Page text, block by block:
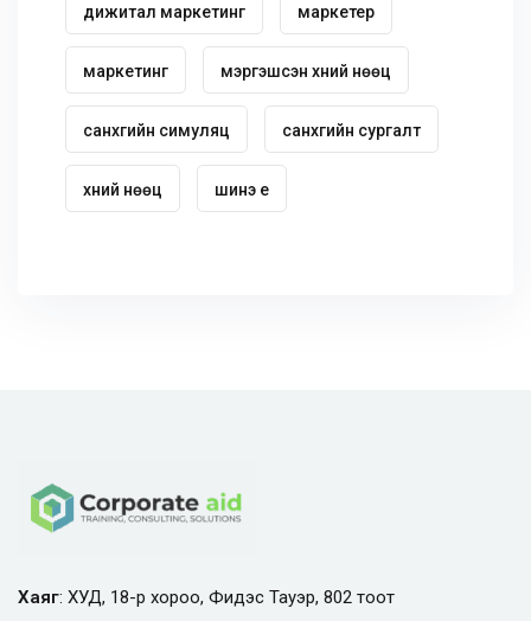
дижитал маркетинг маркетер
маркетинг мэргэшсэн хүний нөөц
санхүүгийн симуляц санхүүгийн сургалт
хүний нөөц шинэ үе
Хаяг: ХУД, 18-р хороо, Фидэс Тауэр, 802 тоот